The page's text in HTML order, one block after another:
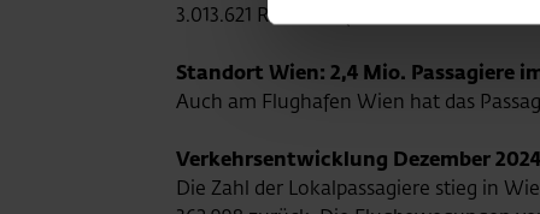
3.013.621 Reisende (+9,5% zu Dezember
Standort Wien: 2,4 Mio. Passagiere
Auch am Flughafen Wien hat das
Verkehrsentwicklung Dezember
Die Zahl der Lokalpassagiere stieg in